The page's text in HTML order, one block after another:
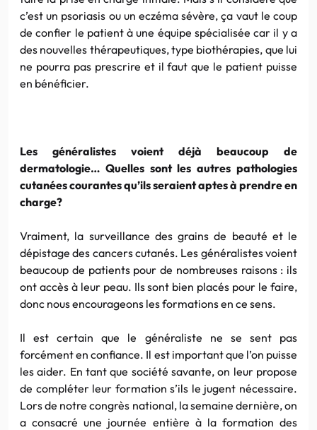
c’est un psoriasis ou un eczéma sévère, ça vaut le coup
de confier le patient à une équipe spécialisée car il y a
des nouvelles thérapeutiques, type biothérapies, que lui
ne pourra pas prescrire et il faut que le patient puisse
en bénéficier.
Les généralistes voient déjà beaucoup de
dermatologie… Quelles sont les autres pathologies
cutanées courantes qu’ils seraient aptes à prendre en
charge?
Vraiment, la surveillance des grains de beauté et le
dépistage des cancers cutanés. Les généralistes voient
beaucoup de patients pour de nombreuses raisons : ils
ont accès à leur peau. Ils sont bien placés pour le faire,
donc nous encourageons les formations en ce sens.
Il est certain que le généraliste ne se sent pas
forcément en confiance. Il est important que l’on puisse
les aider. En tant que société savante, on leur propose
de compléter leur formation s’ils le jugent nécessaire.
Lors de notre congrès national, la semaine dernière, on
a consacré une journée entière à la formation des